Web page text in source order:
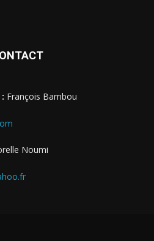
François Bambou
Noumi